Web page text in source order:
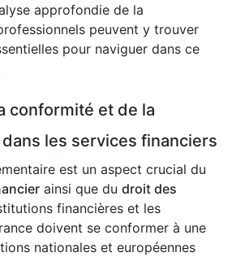
approfondie de la
peuvent y trouver
pour naviguer dans ce
conformité et de la
les services financiers
est un aspect crucial du
ainsi que du droit des
financières et les
doivent se conformer à une
nationales et européennes